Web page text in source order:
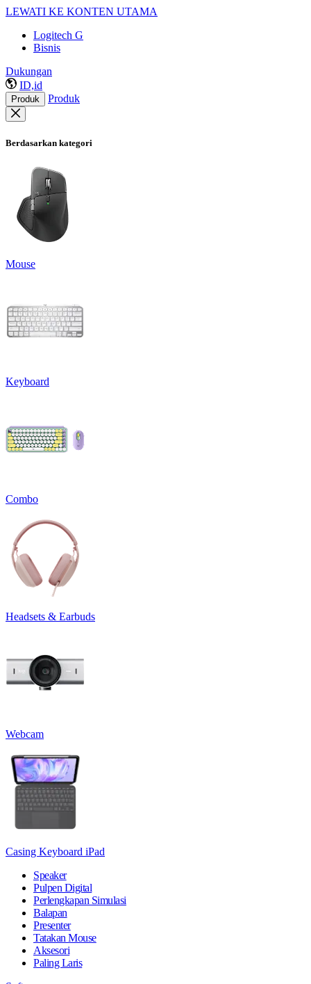
LEWATI KE KONTEN UTAMA
Logitech G
Bisnis
Dukungan
ID,id
Produk Produk
Berdasarkan kategori
Mouse
Keyboard
Combo
Headsets & Earbuds
Webcam
Casing Keyboard iPad
Speaker
Pulpen Digital
Perlengkapan Simulasi
Balapan
Presenter
Tatakan Mouse
Aksesori
Paling Laris